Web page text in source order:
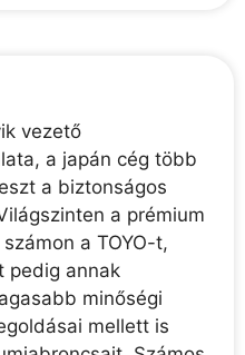
vezető
a japán cég több
a biztonságos
a prémium
a TOYO-t,
pedig annak
minőségi
mellett is